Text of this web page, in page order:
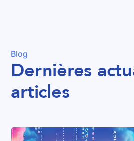
Blog
Dernières
articles